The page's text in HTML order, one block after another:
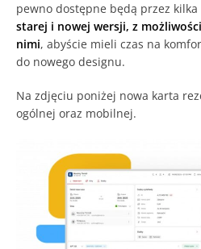
pewno dostępne będą przez
starej i nowej wersji, z
nimi, abyście mieli czas na
do nowego designu.
Na zdjęciu poniżej nowa karta
ogólnej oraz mobilnej.